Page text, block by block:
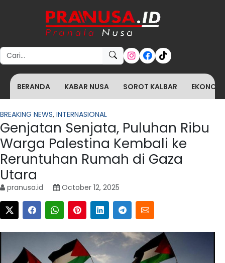
Search for:
BERANDA KABAR NUSA SOROT KALBAR
BREAKING NEWS, INTERNASIONAL
Genjatan Senjata, Puluhan Ribu
Warga Palestina Kembali ke
Reruntuhan Rumah di Gaza
Utara
pranusa.id October 12, 2025